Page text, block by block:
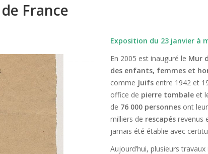
France
Exposition du 23 janvier à
En 2005 est inauguré le Mur
des enfants, femmes et
comme Juifs entre 1942 et
office de pierre tombale et
de 76 000 personnes ont
milliers de rescapés revenus
jamais été établie avec
Aujourd’hui, plusieurs